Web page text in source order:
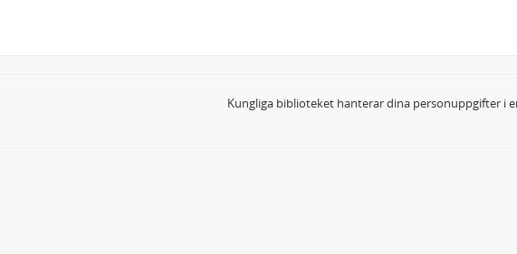
Kungliga biblioteket hanterar dina personuppgifter i